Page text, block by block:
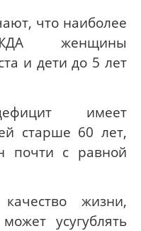
что наиболее
женщины
и дети до 5 лет
имеет
старше 60 лет,
почти с равной
жизни,
усугублять